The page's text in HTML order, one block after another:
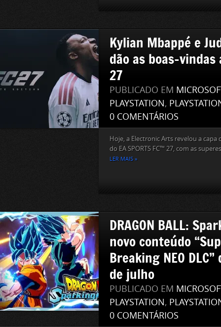
Kylian Mbappé e
dão as boas-vindas
27
PUBLICADO EM
PLAYSTATION,
0 COMENTÁRIOS
Hoje, a Electronic Arts revelou a
do EA SPORTS FC™ 27, com as
LER MAIS »
DRAGON BALL:
novo conteúdo
Breaking NEO
de julho
PUBLICADO EM
PLAYSTATION,
0 COMENTÁRIOS